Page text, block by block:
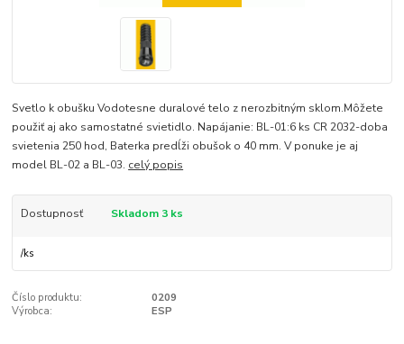
Svetlo k obušku Vodotesne duralové telo z nerozbitným sklom.Môžete
použiť aj ako samostatné svietidlo. Napájanie: BL-01:6 ks CR 2032-doba
svietenia 250 hod, Baterka predĺži obušok o 40 mm. V ponuke je aj
model BL-02 a BL-03. celý popis
Dostupnosť Skladom 3 ks
/ks
Číslo produktu:
0209
Výrobca:
ESP